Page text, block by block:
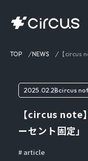
TOP NEWS 【circus
2025.02.28circus
【circus note
ーセント固定」
article